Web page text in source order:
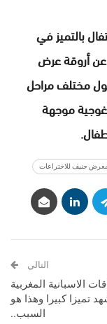
بالتميز في
عن أروقة عرض
مختلف مراحل
موجهة
جنيف للاختراعات
التالي
الاسبانية المغربية
تميزا كبيرا وهذا هو
السبب..